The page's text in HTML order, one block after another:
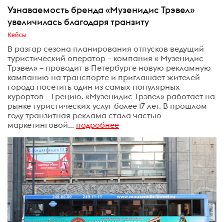
Узнаваемость бренда «Музенидис Трэвел»
увеличилась благодаря транзиту
Кейсы
В разгар сезона планирования отпусков ведущий
туристический оператор – компания « Музенидис
Трэвел» – проводит в Петербурге новую рекламную
кампанию на транспорте и приглашает жителей
города посетить один из самых популярных
курортов – Грецию. «Музенидис Трэвел» работает на
рынке туристических услуг более 17 лет. В прошлом
году транзитная реклама стала частью
маркетинговой... подробнее